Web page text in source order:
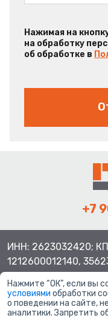
Нажимая на
на обработку
об обработке в
+7
ИНН: 2623032420;
1212600012140,
Нажмите “ОК”, если вы
условиями обработки
о поведении на сайте,
аналитики. Запретить